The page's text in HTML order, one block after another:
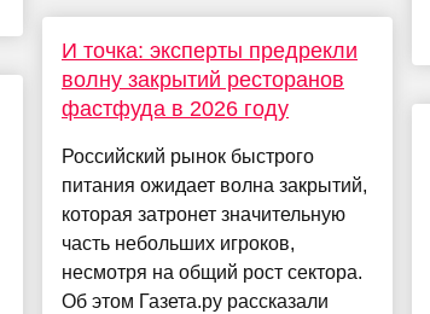
И точка: эксперты предрекли
волну закрытий ресторанов
фастфуда в 2026 году
Российский рынок быстрого
питания ожидает волна закрытий,
которая затронет значительную
часть небольших игроков,
несмотря на общий рост сектора.
Об этом Газета.ру рассказали